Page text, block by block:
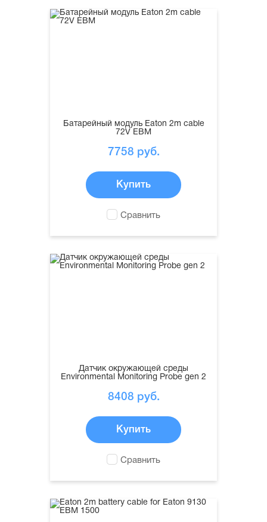
Батарейный модуль Eaton 2m cable
72V EBM
7758 руб.
Купить
Сравнить
Датчик окружающей среды
Environmental Monitoring Probe gen 2
8408 руб.
Купить
Сравнить